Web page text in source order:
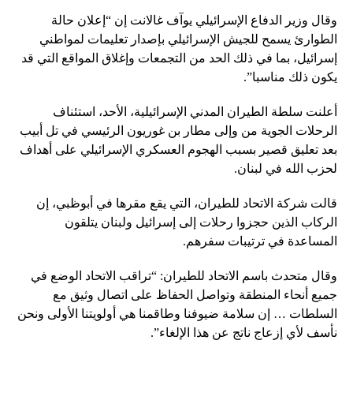
وقال وزير الدفاع الإسرائيلي يوآف غالانت إن “إعلان حالة
الطوارئ يسمح للجيش الإسرائيلي بإصدار تعليمات لمواطني
إسرائيل، بما في ذلك الحد من التجمعات وإغلاق المواقع التي قد
يكون ذلك مناسبا”.
أعلنت سلطة الطيران المدني الإسرائيلية، الأحد، استئناف
الرحلات الجوية من وإلى مطار بن غوريون الرئيسي في تل أبيب
بعد تعليق قصير بسبب الهجوم العسكري الإسرائيلي على أهداف
لحزب الله في لبنان.
قالت شركة الاتحاد للطيران، التي يقع مقرها في أبوظبي، إن
الركاب الذين حجزوا رحلات إلى إسرائيل ولبنان يتلقون
المساعدة في ترتيبات سفرهم.
وقال متحدث باسم الاتحاد للطيران: “تراقب الاتحاد الوضع في
جميع أنحاء المنطقة وتواصل الحفاظ على اتصال وثيق مع
السلطات … إن سلامة ضيوفنا وطاقمنا هي أولويتنا الأولى ونحن
نأسف لأي إزعاج ناتج عن هذا الإلغاء”.